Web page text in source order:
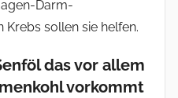
Darm-
sollen sie helfen.
das vor allem
vorkommt